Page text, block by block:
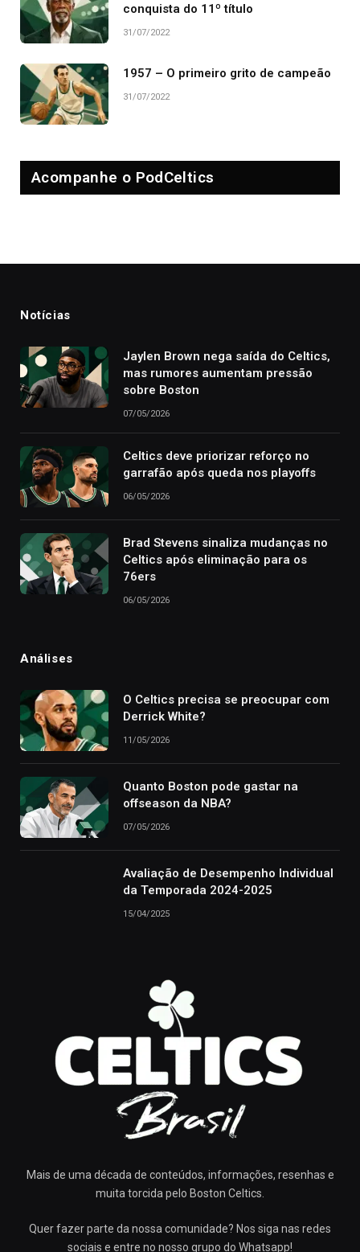
conquista do 11º título
31/07/2022
1957 – O primeiro grito de campeão
31/07/2022
Acompanhe o PodCeltics
Notícias
Jaylen Brown nega saída do Celtics,
mas rumores aumentam pressão
sobre Boston
07/05/2026
Celtics deve priorizar reforço no
garrafão após queda nos playoffs
06/05/2026
Brad Stevens sinaliza mudanças no
Celtics após eliminação para os
76ers
06/05/2026
Análises
O Celtics precisa se preocupar com
Derrick White?
11/05/2026
Quanto Boston pode gastar na
offseason da NBA?
07/05/2026
Avaliação de Desempenho Individual
da Temporada 2024-2025
15/04/2025
Mais de uma década de conteúdos, informações, resenhas e
muita torcida pelo Boston Celtics.
Quer fazer parte da nossa comunidade? Nos siga nas redes
sociais e entre no nosso grupo do Whatsapp!